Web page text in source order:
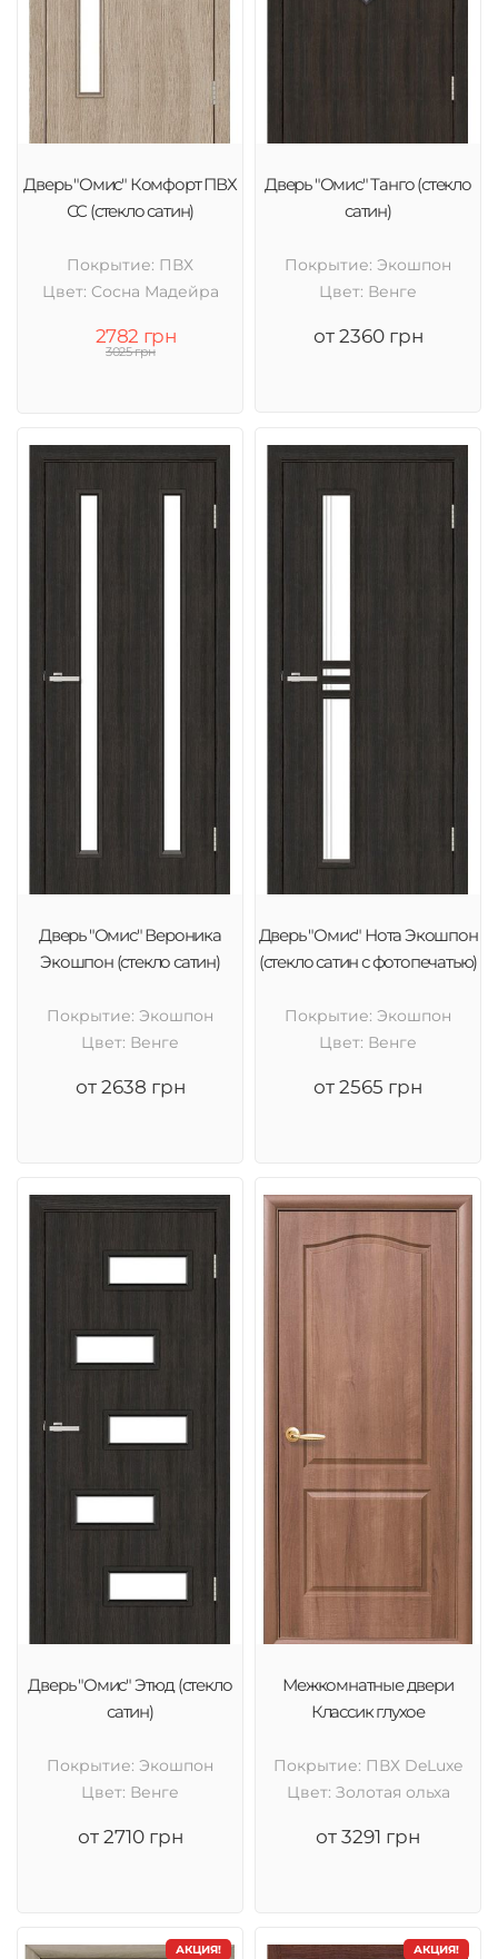
Дверь "Омис" Комфорт ПВХ
СС (стекло сатин)
Покрытие: ПВХ
Цвет: Cосна Мадейра
2782 грн
3025 грн
Дверь "Омис" Танго (стекло
сатин)
Покрытие: Экошпон
Цвет: Венге
от 2360 грн
Дверь "Омис" Вероника
Экошпон (стекло сатин)
Покрытие: Экошпон
Цвет: Венге
от 2638 грн
Дверь "Омис" Нота Экошпон
(стекло сатин с фотопечатью)
Покрытие: Экошпон
Цвет: Венге
от 2565 грн
Дверь "Омис" Этюд (стекло
сатин)
Покрытие: Экошпон
Цвет: Венге
от 2710 грн
Межкомнатные двери
Классик глухое
Покрытие: ПВХ DeLuxe
Цвет: Золотая ольха
от 3291 грн
АКЦИЯ! АКЦИЯ!